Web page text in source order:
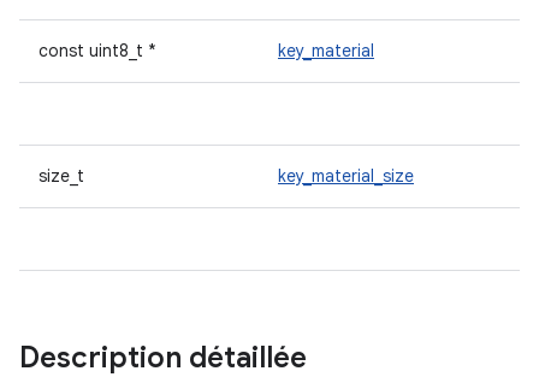
const uint8_t * key_material
size_t key_material_size
Description détaillée